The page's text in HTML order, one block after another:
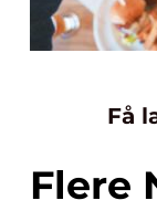
Få
Flere